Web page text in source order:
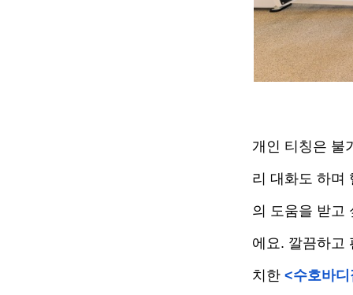
개인 티칭은 불
리 대화도 하며
의 도움을 받고
에요. 깔끔하고
치한 <수호바